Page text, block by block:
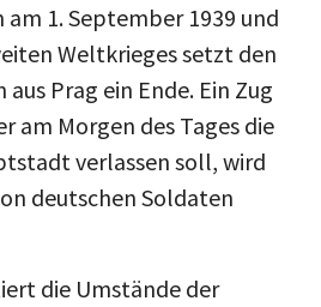
1. September 1939 und
Weltkrieges setzt den
Prag ein Ende. Ein Zug
am Morgen des Tages die
verlassen soll, wird
deutschen Soldaten
die Umstände der